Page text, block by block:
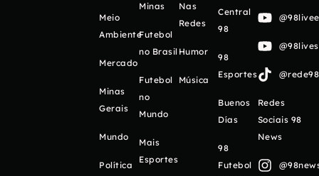
Meio
Ambiente
Mercado
Minas
Gerais
Mundo
Política
Minas
Futebol
no Brasil
Futebol
no
Mundo
Mais
Esportes
Nas
Redes
Humor
Música
Central
98
98
Esportes
Buenos
Días
98
Futebol
Redes
Sociais 98
News